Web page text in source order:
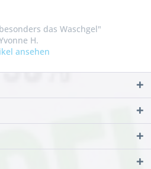
das Waschgel"
H.
ansehen